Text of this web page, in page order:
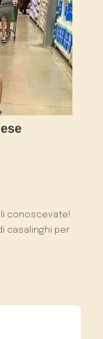
li conoscevate!
casalinghi per